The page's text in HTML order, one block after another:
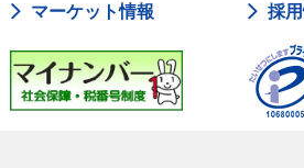
マーケット情報 採